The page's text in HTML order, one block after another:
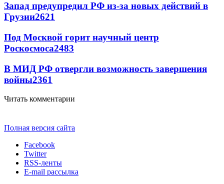
Запад предупредил РФ из-за новых действий в
Грузии2621
Под Москвой горит научный центр
Роскосмоса2483
В МИД РФ отвергли возможность завершения
войны2361
Читать комментарии
Полная версия сайта
Facebook
Twitter
RSS-ленты
E-mail рассылка